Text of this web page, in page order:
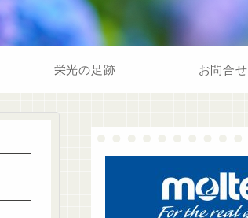
栄光の足跡 お問合せ